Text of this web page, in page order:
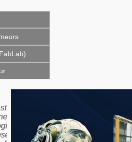
n'héritons pas de
de nos ancêtres,
à nos
enfants"